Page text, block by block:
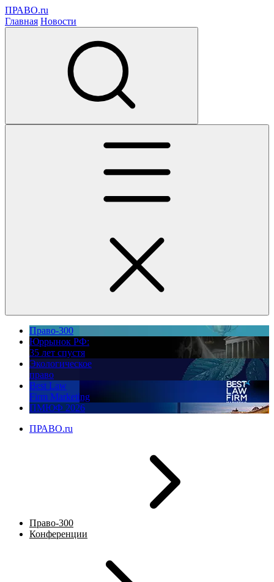
ПРАВО.ru
Главная Новости
Право-300
Юррынок РФ:
35 лет спустя
Экологическое
право
Best Law
Firm Marketing
ПМЮФ 2026
ПРАВО.ru
Право-300
Конференции